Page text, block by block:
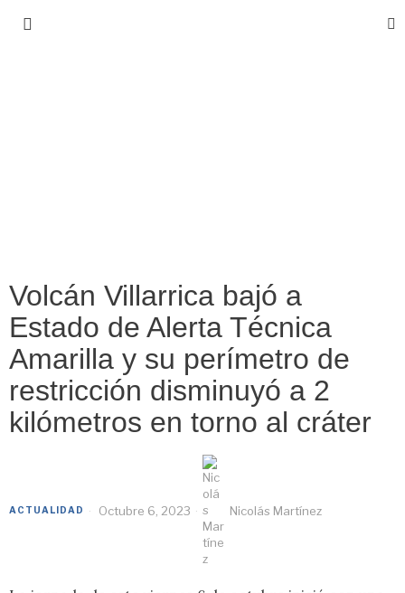
Volcán Villarrica bajó a
Estado de Alerta Técnica
Amarilla y su perímetro de
restricción disminuyó a 2
kilómetros en torno al cráter
ACTUALIDAD Octubre 6, 2023 Nicolás Martínez